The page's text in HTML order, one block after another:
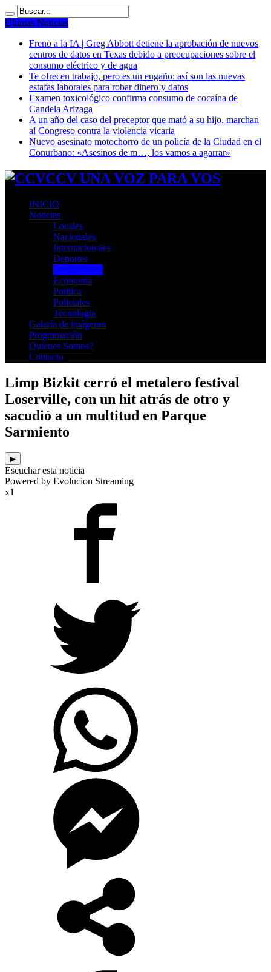
Ultimas Noticias
Freno a la IA | Greg Abbott detiene la aprobación de nuevos
centros de datos en Texas debido a preocupaciones sobre el
consumo eléctrico y de agua
Te ofrecen trabajo, pero es un engaño: así son las nuevas
estafas laborales para robar dinero y datos
Examen toxicológico confirma consumo de cocaína de
Candela Arizaga
A un año del caso del preceptor que mató a su hijo, marchan
al Congreso contra la violencia vicaria
Nuevo asesinato motochorro de un policía de la Ciudad en el
Conurbano: «Asesinos de m…, los vamos a agarrar»
CCV UNA VOZ PARA VOS
INICIO
Noticias
Locales
Nacionales
Internacionales
Deportes
Economia
Politica
Policiales
Tecnologia
Galería de imágenes
Programación
Quienes Somos?
Contacto
Limp Bizkit cerró el metalero festival
Loserville, con un hit atrás de otro y
sacudió a un multitud en Parque
Sarmiento
▶
Escuchar esta noticia
Powered by Evolucion Streaming
x1